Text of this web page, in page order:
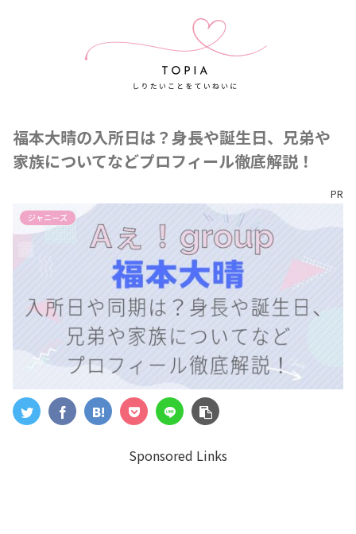
福本大晴の入所日は？身長や誕生日、兄弟や
家族についてなどプロフィール徹底解説！
PR
ジャニーズ
Sponsored Links